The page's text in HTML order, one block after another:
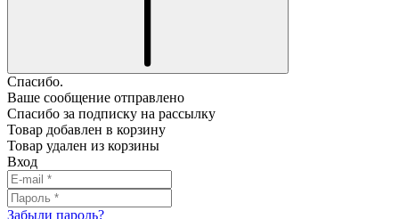
Спасибо.
Ваше сообщение отправлено
Спасибо за подписку на рассылку
Товар добавлен в корзину
Товар удален из корзины
Вход
Забыли пароль?